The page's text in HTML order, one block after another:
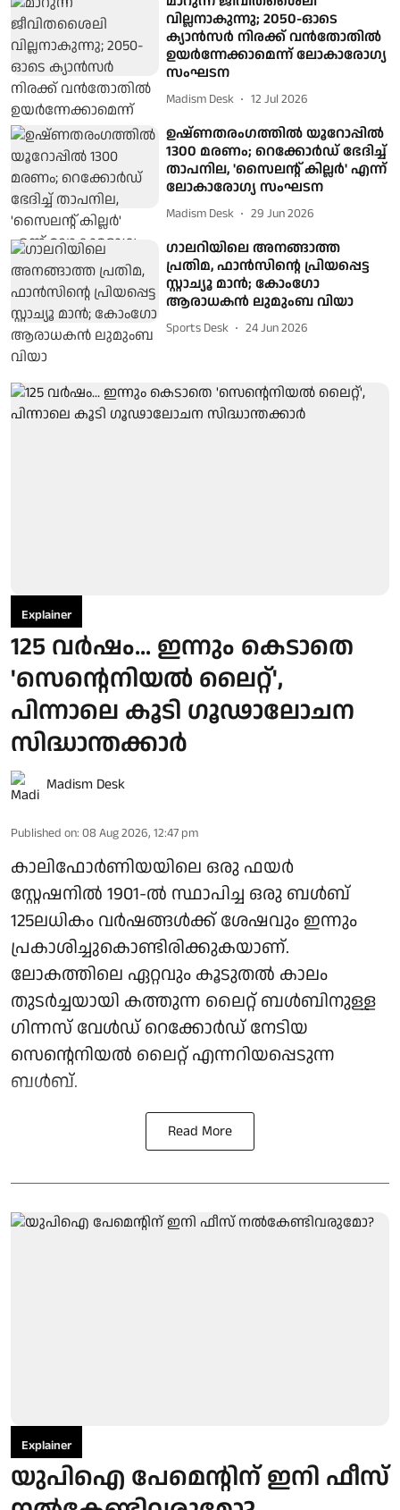
വില്ലനാകുന്നു; 2050-ഓടെ
ക്യാൻസർ നിരക്ക് വൻതോതിൽ
ഉയർന്നേക്കാമെന്ന് ലോകാരോഗ്യ
സംഘടന
Madism Desk 12 Jul 2026
ഉഷ്ണതരംഗത്തിൽ യൂറോപ്പിൽ
1300 മരണം; റെക്കോർഡ് ഭേദിച്ച്
താപനില, 'സൈലന്റ് കില്ലർ' എന്ന്
ലോകാരോഗ്യ സംഘടന
Madism Desk 29 Jun 2026
​ഗാലറിയിലെ അനങ്ങാത്ത
പ്രതിമ, ഫാൻസിന്റെ പ്രിയപ്പെട്ട
സ്റ്റാച്യൂ മാൻ; കോം​ഗോ
ആരാധകൻ ലുമുംബ വിയാ
Sports Desk 24 Jun 2026
Explainer
125 വർഷം... ഇന്നും കെടാതെ
'സെന്റെനിയൽ ലൈറ്റ്',
പിന്നാലെ കൂടി ഗൂഢാലോചന
സിദ്ധാന്തക്കാർ
Madism Desk
Published on: 08 Aug 2026, 12:47 pm
കാലിഫോർണിയയിലെ ഒരു ഫയർ
സ്റ്റേഷനിൽ 1901-ൽ സ്ഥാപിച്ച ഒരു ബൾബ്
125ലധികം വർഷങ്ങൾക്ക് ശേഷവും ഇന്നും
പ്രകാശിച്ചുകൊണ്ടിരിക്കുകയാണ്.
ലോകത്തിലെ ഏറ്റവും കൂടുതൽ കാലം
തുടർച്ചയായി കത്തുന്ന ലൈറ്റ് ബൾബിനുള്ള
ഗിന്നസ് വേൾഡ് റെക്കോർഡ് നേടിയ
സെന്റെനിയൽ ലൈറ്റ് എന്നറിയപ്പെടുന്ന
ബൾബ്.
Read More
Explainer
യുപിഐ പേമെന്റിന് ഇനി ഫീസ്